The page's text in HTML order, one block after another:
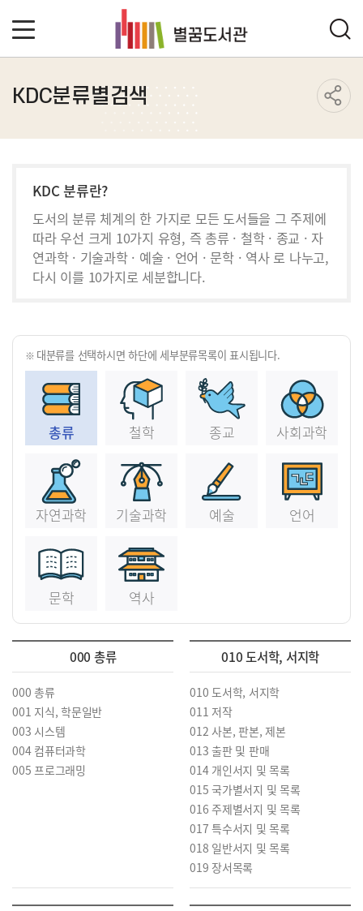
KDC분류별검색
KDC 분류란?
도서의 분류 체계의 한 가지로 모든 도서들을 그 주제에
따라 우선 크게 10가지 유형, 즉 총류 · 철학 · 종교 · 자
연과학 · 기술과학 · 예술 · 언어 · 문학 · 역사 로 나누고,
다시 이를 10가지로 세분합니다.
대분류를 선택하시면 하단에 세부분류목록이 표시됩니다.
총류 철학 종교 사회과학
자연과학 기술과학 예술 언어
문학 역사
000 총류
000 총류
001 지식, 학문일반
003 시스템
004 컴퓨터과학
005 프로그래밍
010 도서학, 서지학
010 도서학, 서지학
011 저작
012 사본, 판본, 제본
013 출판 및 판매
014 개인서지 및 목록
015 국가별서지 및 목록
016 주제별서지 및 목록
017 특수서지 및 목록
018 일반서지 및 목록
019 장서목록